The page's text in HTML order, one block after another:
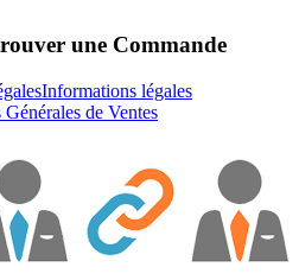
une Commande
Informations légales
de Ventes